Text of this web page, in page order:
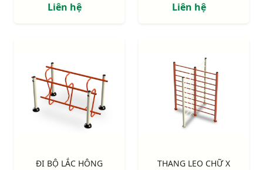
Liên hệ Liên hệ
ĐI BỘ LẮC HÔNG THANG LEO CHỮ X